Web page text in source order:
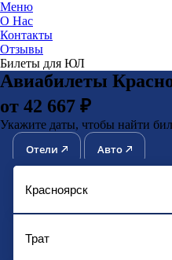
Меню
О Нас
Контакты
Отзывы
Билеты для ЮЛ
Авиабилеты
от 42 667 ₽
Укажите даты, чтобы найти
Отели Авто